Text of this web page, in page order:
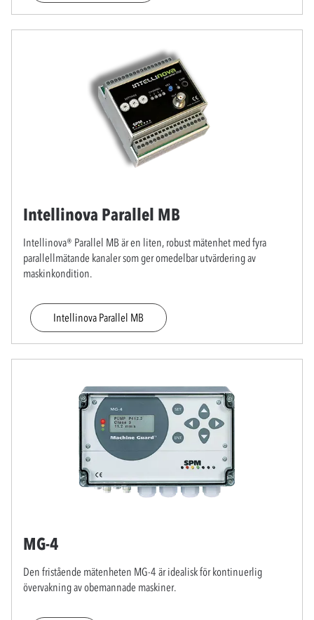
Intellinova Parallel MB
Intellinova® Parallel MB är en liten, robust mätenhet med fyra
parallellmätande kanaler som ger omedelbar utvärdering av
maskinkondition.
Intellinova Parallel MB
MG-4
Den fristående mätenheten MG-4 är idealisk för kontinuerlig
övervakning av obemannade maskiner.